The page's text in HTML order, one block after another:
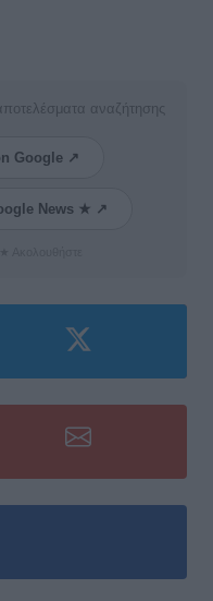
αναζήτησης
Google ↗
News ★ ↗